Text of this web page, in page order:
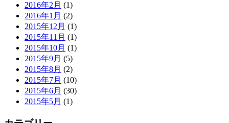
2016年2月 (1)
2016年1月 (2)
2015年12月 (1)
2015年11月 (1)
2015年10月 (1)
2015年9月 (5)
2015年8月 (2)
2015年7月 (10)
2015年6月 (30)
2015年5月 (1)